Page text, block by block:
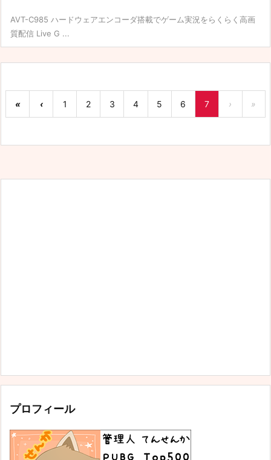
AVT-C985 ハードウェアエンコーダ搭載でゲーム実況をらくらく高画
質配信 Live G ...
« ‹ 1 2 3 4 5 6 7 › »
プロフィール